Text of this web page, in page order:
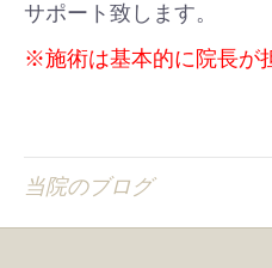
サポート致します。
※施術は基本的に院長が
当院のブログ